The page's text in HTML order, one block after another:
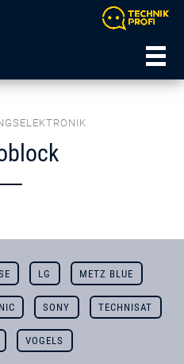
LG METZ BLUE
SONY TECHNISAT
VOGELS